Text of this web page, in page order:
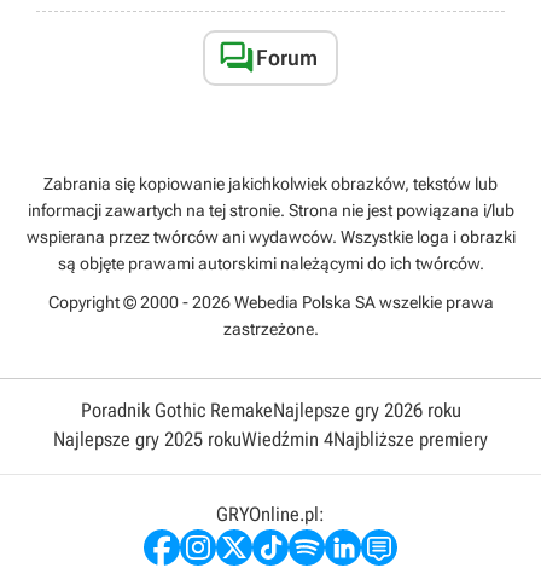
Forum
Zabrania się kopiowanie jakichkolwiek obrazków, tekstów lub
informacji zawartych na tej stronie. Strona nie jest powiązana i/lub
wspierana przez twórców ani wydawców. Wszystkie loga i obrazki
są objęte prawami autorskimi należącymi do ich twórców.
Copyright © 2000 - 2026 Webedia Polska SA wszelkie prawa
zastrzeżone.
Poradnik Gothic RemakeNajlepsze gry 2026 roku
Najlepsze gry 2025 rokuWiedźmin 4Najbliższe premiery
GRYOnline.pl: